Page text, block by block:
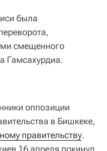
была
смещенного
Гамсахурдиа.
оппозиции
в Бишкеке,
правительству.
16 апреля покинул